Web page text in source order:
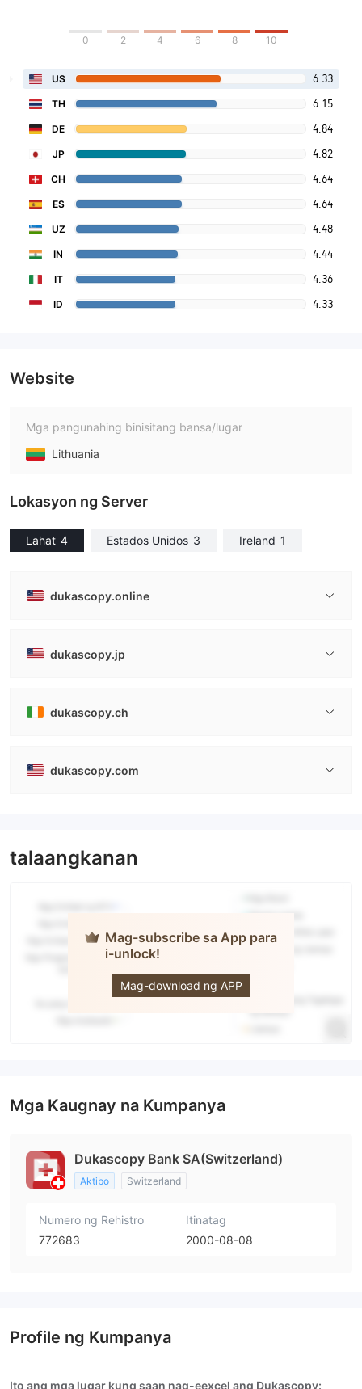
0 2 4 6 8 10
US 6.33
TH 6.15
DE 4.84
JP 4.82
CH 4.64
ES 4.64
UZ 4.48
IN 4.44
IT 4.36
ID 4.33
Website
Mga pangunahing binisitang bansa/lugar
Lithuania
Lokasyon ng Server
Lahat 4 Estados Unidos 3 Ireland 1
dukascopy.online
dukascopy.jp
dukascopy.ch
dukascopy.com
talaangkanan
Mag-subscribe sa App para
i-unlock!
Mag-download ng APP
Mga Kaugnay na Kumpanya
Dukascopy Bank SA(Switzerland)
Aktibo Switzerland
Numero ng Rehistro
772683
Itinatag
2000-08-08
Profile ng Kumpanya
Ito ang mga lugar kung saan nag-eexcel ang Dukascopy: